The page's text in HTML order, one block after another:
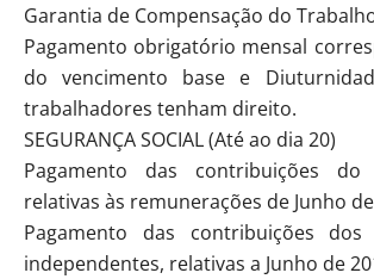
Garantia de Compensação do
Pagamento obrigatório mensal
do vencimento base e
trabalhadores tenham direito.
SEGURANÇA SOCIAL (Até ao dia 20)
Pagamento das contribuições do
relativas às remunerações de Junho
Pagamento das contribuições dos
independentes, relativas a Junho de